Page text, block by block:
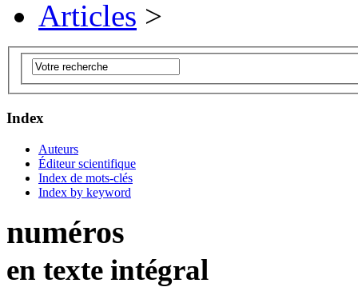
Articles >
Index
Auteurs
Éditeur scientifique
Index de mots-clés
Index by keyword
numéros
en texte intégral